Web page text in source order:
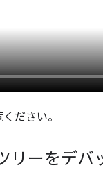
ださい。
リーをデバ